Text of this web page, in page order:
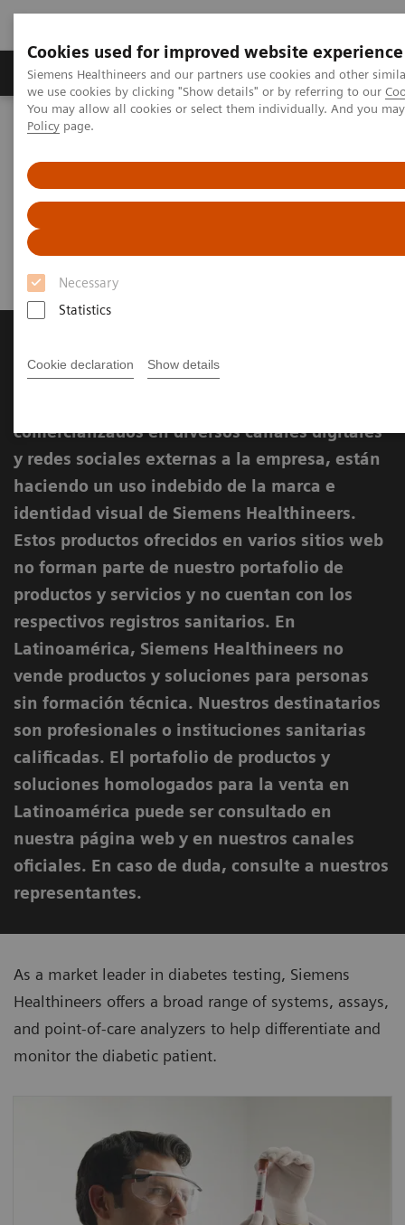
Cookies used for improved website experience
Siemens Healthineers and our partners use cookies and other
we use cookies by clicking "Show details" or by referring to our
You may allow all cookies or select them individually. And you
Policy page.
Necessary
Statistics
Cookie declaration Show details
Productos y servicios Especialidades Clínicas
Siemens Healthineers Latinoamérica
Ensayos por Enfermedades y Afecciones
Diabetes
Diabetes
Siemens Healthineers informa que los
comercializados en diversos canales digitales
y redes sociales externas a la empresa, están
haciendo un uso indebido de la marca e
identidad visual de Siemens Healthineers.
Estos productos ofrecidos en varios sitios web
no forman parte de nuestro portafolio de
productos y servicios y no cuentan con los
respectivos registros sanitarios. En
Latinoamérica, Siemens Healthineers no
vende productos y soluciones para personas
sin formación técnica. Nuestros destinatarios
son profesionales o instituciones sanitarias
calificadas. El portafolio de productos y
soluciones homologados para la venta en
Latinoamérica puede ser consultado en
nuestra página web y en nuestros canales
oficiales. En caso de duda, consulte a nuestros
representantes.
As a market leader in diabetes testing, Siemens
Healthineers offers a broad range of systems, assays,
and point-of-care analyzers to help differentiate and
monitor the diabetic patient.